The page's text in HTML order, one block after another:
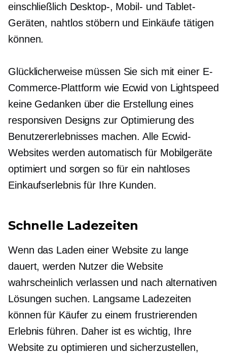
einschließlich Desktop-, Mobil- und Tablet-
Geräten, nahtlos stöbern und Einkäufe tätigen
können.
Glücklicherweise müssen Sie sich mit einer E-
Commerce-Plattform wie Ecwid von Lightspeed
keine Gedanken über die Erstellung eines
responsiven Designs zur Optimierung des
Benutzererlebnisses machen. Alle Ecwid-
Websites werden automatisch für Mobilgeräte
optimiert und sorgen so für ein nahtloses
Einkaufserlebnis für Ihre Kunden.
Schnelle Ladezeiten
Wenn das Laden einer Website zu lange
dauert, werden Nutzer die Website
wahrscheinlich verlassen und nach alternativen
Lösungen suchen. Langsame Ladezeiten
können für Käufer zu einem frustrierenden
Erlebnis führen. Daher ist es wichtig, Ihre
Website zu optimieren und sicherzustellen,